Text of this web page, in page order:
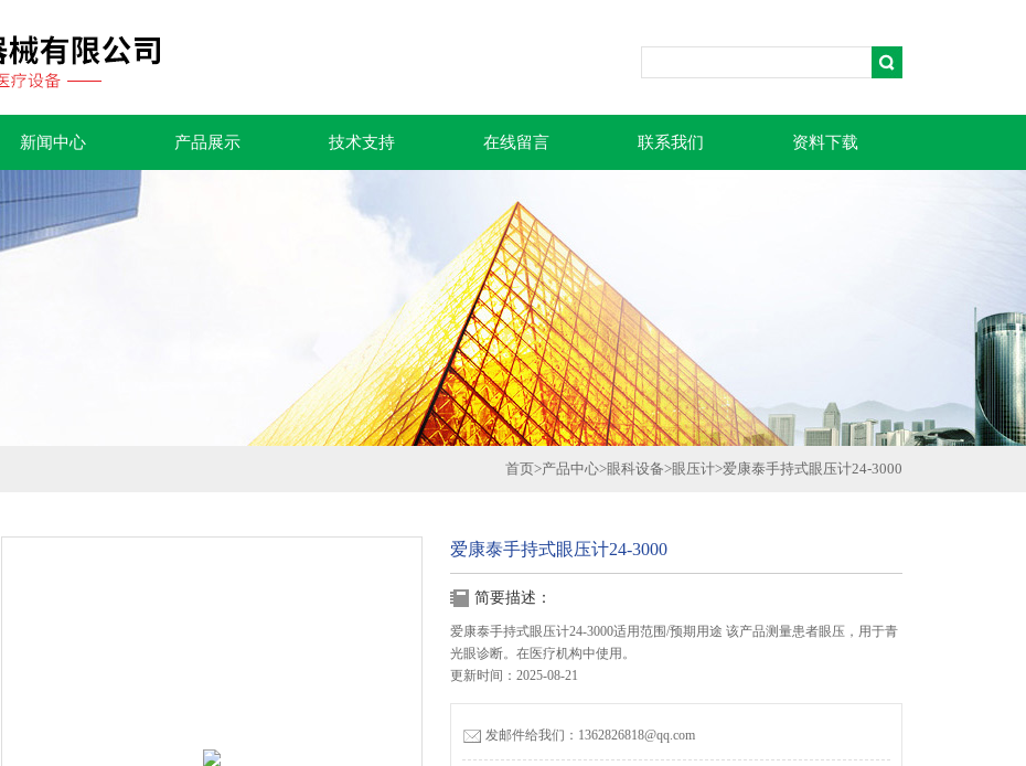
新闻中心 产品展示 技术支持 在线留言 联系我们 资料下载
首页>产品中心>眼科设备>眼压计>爱康泰手持式眼压计24-3000
爱康泰手持式眼压计24-3000
简要描述：
爱康泰手持式眼压计24-3000适用范围/预期用途 该产品测量患者眼压，用于青
光眼诊断。在医疗机构中使用。
更新时间：2025-08-21
发邮件给我们：1362826818@qq.com